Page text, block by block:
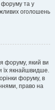
форуму та у
оголошень
форуму, який ви
їх якнайшвидше.
форуму, в
право на